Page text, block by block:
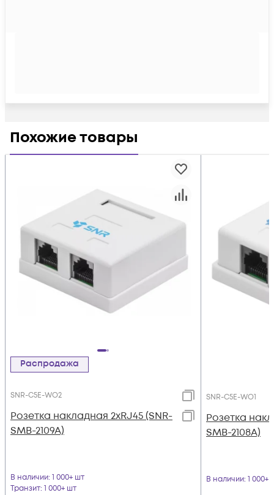
Похожие товары
Распродажа
SNR-C5E-WO2
Розетка накладная 2хRJ45 (SNR-
SMB-2109A)
В наличии: 1 000+ шт
Транзит: 1 000+ шт
SNR-C5E-WO1
Розетка
SMB-2108A)
В наличии: 1 000+